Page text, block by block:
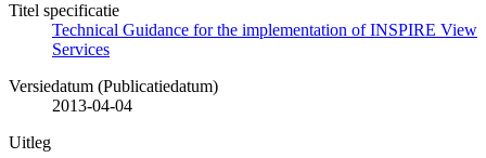
Titel specificatie
Technical Guidance for the implementation of INSPIRE View
Services
Versiedatum (Publicatiedatum)
2013-04-04
Uitleg